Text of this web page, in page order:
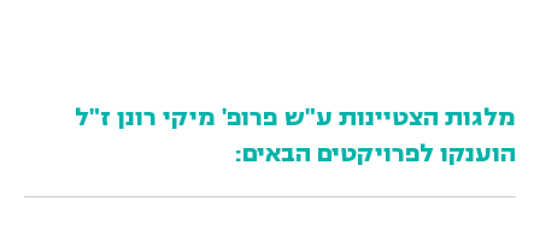
מלגות הצטיינות ע"ש פרופ' מיקי רונן ז"ל
הוענקו לפרויקטים הבאים: